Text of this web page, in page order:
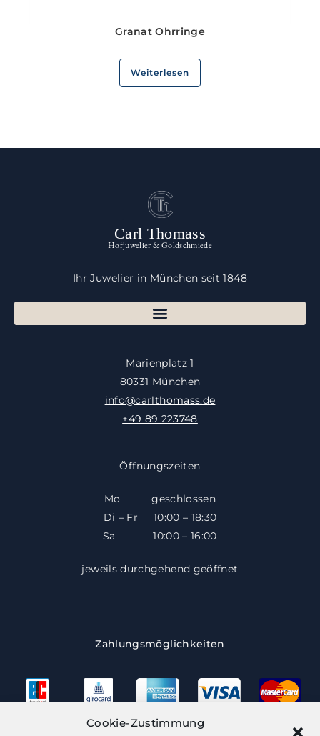
Cookie-Zustimmung
Granat Ohrringe
Weiterlesen
Carl Thomass
Hofjuwelier & Goldschmiede
Ihr Juwelier in München seit 1848
Marienplatz 1
80331 München
info@carlthomass.de
+49 89 223748
Öffnungszeiten
Mo geschlossen
Di – Fr 10:00 – 18:30
​​Sa 10:00 – 16:00
jeweils durchgehend geöffnet
Zahlungsmöglichkeiten